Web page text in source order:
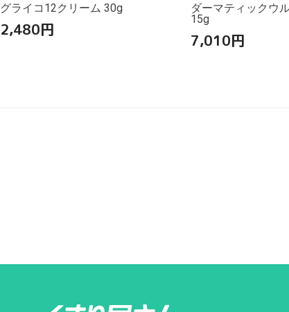
グライコ12クリーム 30g
2,480円
ダーマティックウ
15g
7,010円